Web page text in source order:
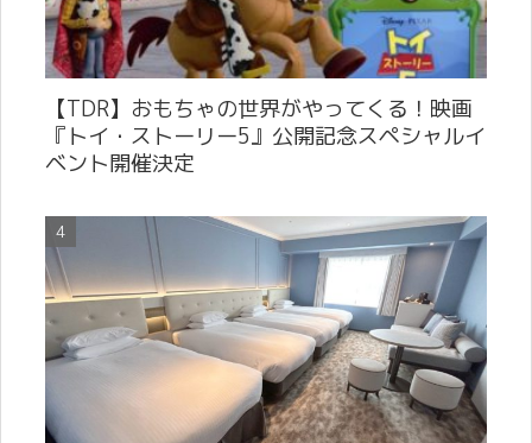
【TDR】おもちゃの世界がやってくる！映画
『トイ・ストーリー5』公開記念スペシャルイ
ベント開催決定